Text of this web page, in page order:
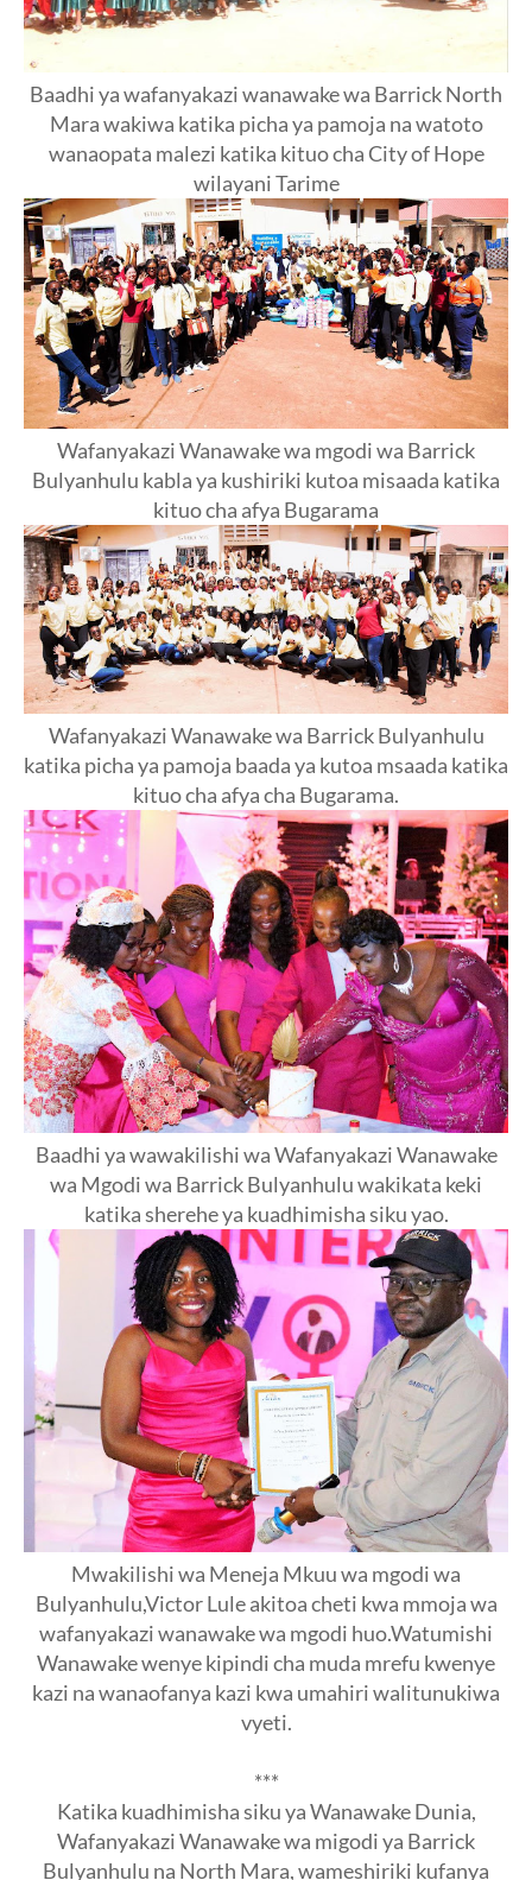
Baadhi ya wafanyakazi wanawake wa Barrick North
Mara wakiwa katika picha ya pamoja na watoto
wanaopata malezi katika kituo cha City of Hope
wilayani Tarime
Wafanyakazi Wanawake wa mgodi wa Barrick
Bulyanhulu kabla ya kushiriki kutoa misaada katika
kituo cha afya Bugarama
Wafanyakazi Wanawake wa Barrick Bulyanhulu
katika picha ya pamoja baada ya kutoa msaada katika
kituo cha afya cha Bugarama.
Baadhi ya wawakilishi wa Wafanyakazi Wanawake
wa Mgodi wa Barrick Bulyanhulu wakikata keki
katika sherehe ya kuadhimisha siku yao.
Mwakilishi wa Meneja Mkuu wa mgodi wa
Bulyanhulu,Victor Lule akitoa cheti kwa mmoja wa
wafanyakazi wanawake wa mgodi huo.Watumishi
Wanawake wenye kipindi cha muda mrefu kwenye
kazi na wanaofanya kazi kwa umahiri walitunukiwa
vyeti.
***
Katika kuadhimisha siku ya Wanawake Dunia,
Wafanyakazi Wanawake wa migodi ya Barrick
Bulyanhulu na North Mara, wameshiriki kufanya